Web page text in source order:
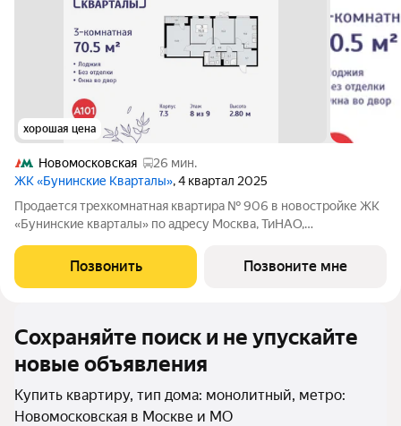
хорошая цена
Новомосковская
26 мин.
ЖК «Бунинские Кварталы», 4 квартал 2025
Продается трехкомнатная квартира № 906 в новостройке ЖК
«Бунинские кварталы» по адресу Москва, ТиНАО,
Бунинские Кварталы, 7.3, район Коммунарка, Новомосковский
административный округ, Москва. Общая
Позвонить Позвоните мне
Сохраняйте поиск и не упускайте
новые объявления
Купить квартиру, тип дома: монолитный, метро:
Новомосковская в Москве и МО